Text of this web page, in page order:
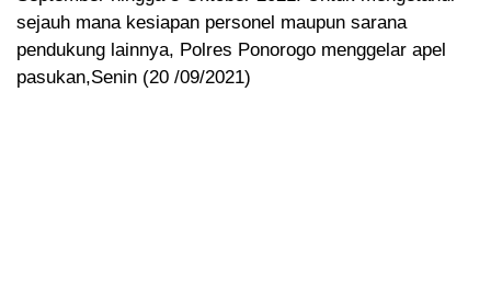
sejauh mana kesiapan personel maupun sarana
pendukung lainnya, Polres Ponorogo menggelar apel
pasukan,Senin (20 /09/2021)